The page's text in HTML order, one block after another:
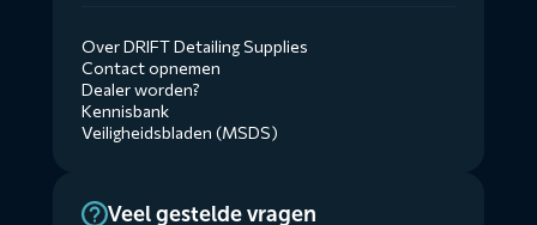
Over DRIFT Detailing Supplies
Contact opnemen
Dealer worden?
Kennisbank
Veiligheidsbladen (MSDS)
Veel gestelde vragen